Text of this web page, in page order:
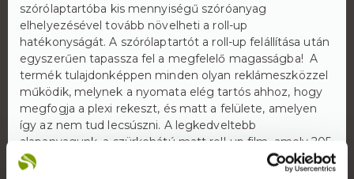
szórólaptartóba kis mennyiségű szóróanyag
elhelyezésével tovább növelheti a roll-up
hatékonyságát. A szórólaptartót a roll-up felállítása után
egyszerűen tapassza fel a megfelelő magasságba! A
termék tulajdonképpen minden olyan reklámeszközzel
működik, melynek a nyomata elég tartós ahhoz, hogy
megfogja a plexi rekeszt, és matt a felülete, amelyen
így az nem tud lecsúszni. A legkedveltebb
alapanyagunk, a szürkehátú matt roll-up film, amely 205
mic vastagságával tökéletesen megtartja a
szórólaptartót.